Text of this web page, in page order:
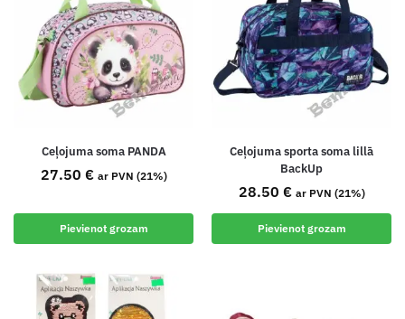
Ceļojuma soma PANDA
27.50 € ar PVN (21%)
Pievienot grozam
Ceļojuma sporta soma lillā
BackUp
28.50 € ar PVN (21%)
Pievienot grozam